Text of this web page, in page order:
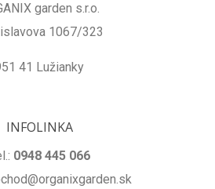
garden s.r.o.
1067/323
41 Lužianky
INFOLINKA
0948 445 066